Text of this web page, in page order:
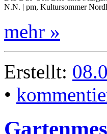
N.N. | pm, Kultursommer
mehr »
Erstellt:
•